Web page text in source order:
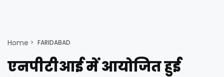
Home FARIDABAD
एनपीटीआई में आयोजित हुई